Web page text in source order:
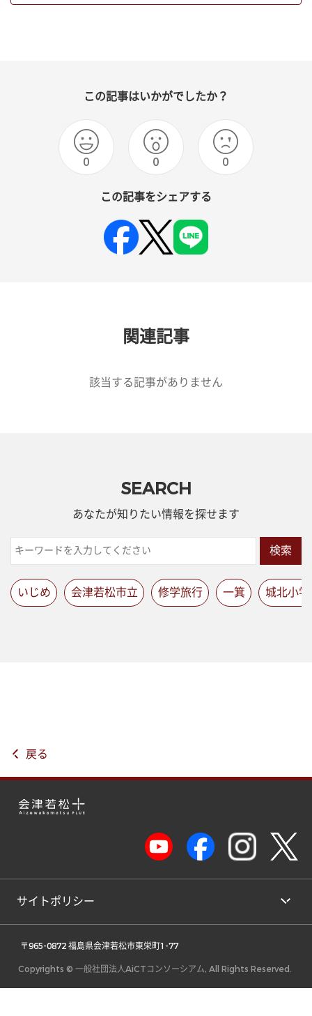
この記事はいかがでしたか？
0 0 0
この記事をシェアする
関連記事
該当する記事がありません
SEARCH
あなたが知りたい情報を探せます
検索
いじめ 会津若松市立 修学旅行 一箕 城北小
戻る
サイトポリシー
〒965-0872 福島県会津若松市東栄町1-77
Copyrights © 一般社団法人AiCTコンソーシアム, All Rights Reserved.